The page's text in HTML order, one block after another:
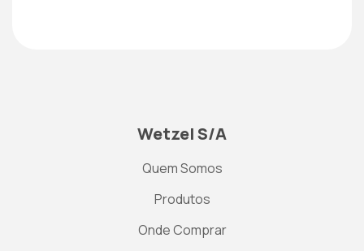
Wetzel S/A
Quem Somos
Produtos
Onde Comprar